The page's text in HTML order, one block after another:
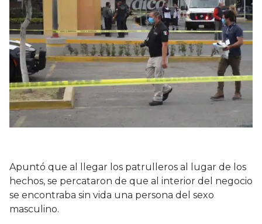
Apuntó que al llegar los patrulleros al lugar de los
hechos, se percataron de que al interior del negocio
se encontraba sin vida una persona del sexo
masculino.